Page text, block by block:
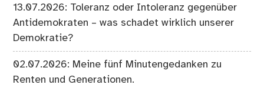
13.07.2026: Toleranz oder Intoleranz gegenüber
Antidemokraten – was schadet wirklich unserer
Demokratie?
02.07.2026: Meine fünf Minutengedanken zu
Renten und Generationen.